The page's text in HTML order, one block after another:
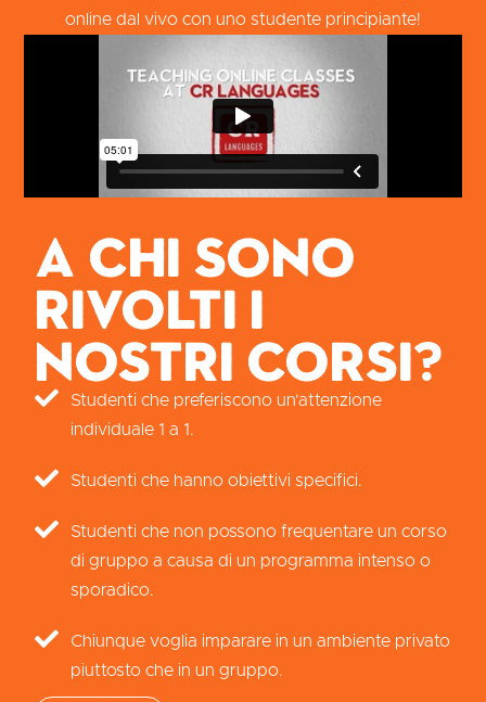
online dal vivo con uno studente principiante!
A chi sono
rivolti i
nostri corsi?
Studenti che preferiscono un'attenzione
individuale 1 a 1.
Studenti che hanno obiettivi specifici.
Studenti che non possono frequentare un corso
di gruppo a causa di un programma intenso o
sporadico.
Chiunque voglia imparare in un ambiente privato
piuttosto che in un gruppo.